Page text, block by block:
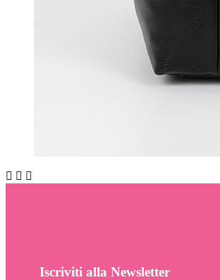
  
Iscriviti alla Newsletter